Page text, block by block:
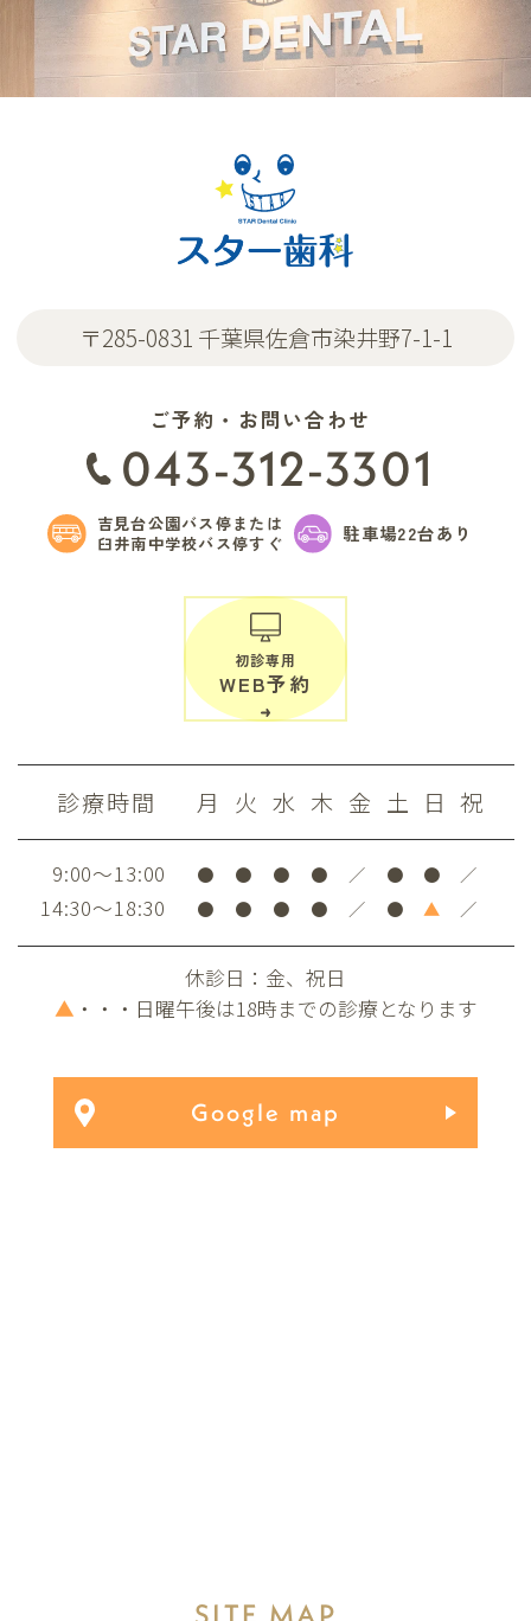
〒285-0831 千葉県佐倉市染井野7-1-1
ご予約・お問い合わせ
043-312-3301
吉見台公園バス停または
臼井南中学校バス停すぐ
駐車場22台あり
初診専用
WEB予約
診療時間 月 火 水 木 金 土 日 祝
9:00～13:00 ● ● ● ● ／ ● ● ／
14:30～18:30 ● ● ● ● ／ ● ▲ ／
休診日：金、祝日
▲ ・・・日曜午後は18時までの診療となります
Google map
SITE MAP